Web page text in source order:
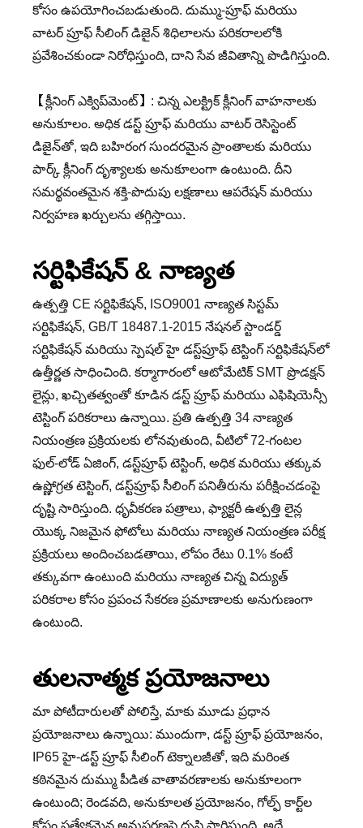
కోసం ఉపయోగించబడుతుంది. దుమ్ము-ప్రూఫ్ మరియు
వాటర్ ప్రూఫ్ సీలింగ్ డిజైన్ శిధిలాలను పరికరాలలోకి
ప్రవేశించకుండా నిరోధిస్తుంది, దాని సేవ జీవితాన్ని పొడిగిస్తుంది.
【క్లీనింగ్ ఎక్విప్‌మెంట్】: చిన్న ఎలక్ట్రిక్ క్లీనింగ్ వాహనాలకు
అనుకూలం. అధిక డస్ట్ ప్రూఫ్ మరియు వాటర్ రెసిస్టెంట్
డిజైన్‌తో, ఇది బహిరంగ సుందరమైన ప్రాంతాలకు మరియు
పార్క్ క్లీనింగ్ దృశ్యాలకు అనుకూలంగా ఉంటుంది. దీని
సమర్థవంతమైన శక్తి-పొదుపు లక్షణాలు ఆపరేషన్ మరియు
నిర్వహణ ఖర్చులను తగ్గిస్తాయి.
సర్టిఫికేషన్ & నాణ్యత
ఉత్పత్తి CE సర్టిఫికేషన్, ISO9001 నాణ్యత సిస్టమ్
సర్టిఫికేషన్, GB/T 18487.1-2015 నేషనల్ స్టాండర్డ్
సర్టిఫికేషన్ మరియు స్పెషల్ హై డస్ట్‌ప్రూఫ్ టెస్టింగ్ సర్టిఫికేషన్‌లో
ఉత్తీర్ణత సాధించింది. కర్మాగారంలో ఆటోమేటిక్ SMT ప్రొడక్షన్
లైన్లు, ఖచ్చితత్వంతో కూడిన డస్ట్ ప్రూఫ్ మరియు ఎఫిషియెన్సీ
టెస్టింగ్ పరికరాలు ఉన్నాయి. ప్రతి ఉత్పత్తి 34 నాణ్యత
నియంత్రణ ప్రక్రియలకు లోనవుతుంది, వీటిలో 72-గంటల
ఫుల్-లోడ్ ఏజింగ్, డస్ట్‌ప్రూఫ్ టెస్టింగ్, అధిక మరియు తక్కువ
ఉష్ణోగ్రత టెస్టింగ్, డస్ట్‌ప్రూఫ్ సీలింగ్ పనితీరును పరీక్షించడంపై
దృష్టి సారిస్తుంది. ధృవీకరణ పత్రాలు, ఫ్యాక్టరీ ఉత్పత్తి లైన్ల
యొక్క నిజమైన ఫోటోలు మరియు నాణ్యత నియంత్రణ పరీక్ష
ప్రక్రియలు అందించబడతాయి, లోపం రేటు 0.1% కంటే
తక్కువగా ఉంటుంది మరియు నాణ్యత చిన్న విద్యుత్
పరికరాల కోసం ప్రపంచ సేకరణ ప్రమాణాలకు అనుగుణంగా
ఉంటుంది.
తులనాత్మక ప్రయోజనాలు
మా పోటీదారులతో పోలిస్తే, మాకు మూడు ప్రధాన
ప్రయోజనాలు ఉన్నాయి: ముందుగా, డస్ట్ ప్రూఫ్ ప్రయోజనం,
IP65 హై-డస్ట్ ప్రూఫ్ సీలింగ్ టెక్నాలజీతో, ఇది మరింత
కఠినమైన దుమ్ము పీడిత వాతావరణాలకు అనుకూలంగా
ఉంటుంది; రెండవది, అనుకూలత ప్రయోజనం, గోల్ఫ్ కార్ట్‌ల
కోసం ప్రత్యేకమైన అనుసరణపై దృష్టి సారిస్తుంది, అదే